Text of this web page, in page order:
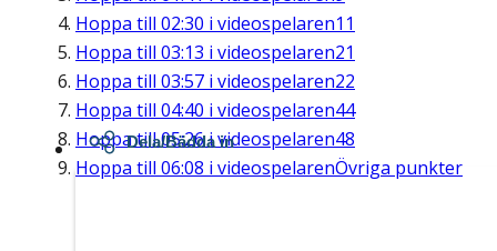
Hoppa till 02:30 i videospelaren11
Hoppa till 03:13 i videospelaren21
Hoppa till 03:57 i videospelaren22
Hoppa till 04:40 i videospelaren44
Hoppa till05:26i videospelaren48
Hoppa till 06:08 i videospelarenÖvriga punkter
Dela/Bädda in